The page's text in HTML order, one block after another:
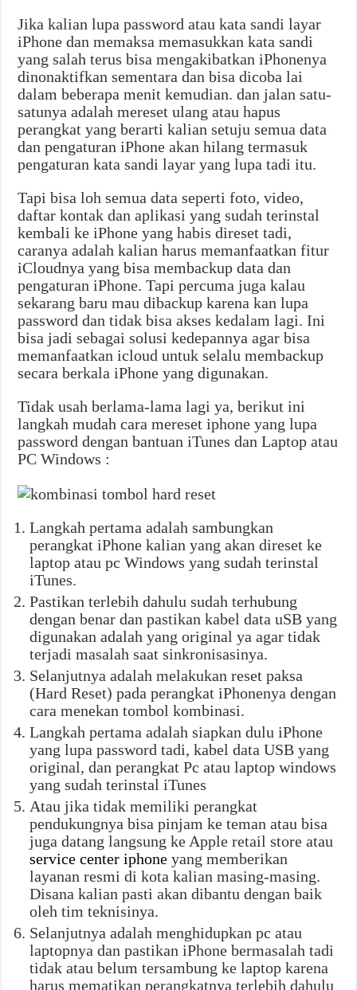
Jika kalian lupa password atau kata sandi layar
iPhone dan memaksa memasukkan kata sandi
yang salah terus bisa mengakibatkan iPhonenya
dinonaktifkan sementara dan bisa dicoba lai
dalam beberapa menit kemudian. dan jalan satu-
satunya adalah mereset ulang atau hapus
perangkat yang berarti kalian setuju semua data
dan pengaturan iPhone akan hilang termasuk
pengaturan kata sandi layar yang lupa tadi itu.
Tapi bisa loh semua data seperti foto, video,
daftar kontak dan aplikasi yang sudah terinstal
kembali ke iPhone yang habis direset tadi,
caranya adalah kalian harus memanfaatkan fitur
iCloudnya yang bisa membackup data dan
pengaturan iPhone. Tapi percuma juga kalau
sekarang baru mau dibackup karena kan lupa
password dan tidak bisa akses kedalam lagi. Ini
bisa jadi sebagai solusi kedepannya agar bisa
memanfaatkan icloud untuk selalu membackup
secara berkala iPhone yang digunakan.
Tidak usah berlama-lama lagi ya, berikut ini
langkah mudah cara mereset iphone yang lupa
password dengan bantuan iTunes dan Laptop atau
PC Windows :
Langkah pertama adalah sambungkan
perangkat iPhone kalian yang akan direset ke
laptop atau pc Windows yang sudah terinstal
iTunes.
Pastikan terlebih dahulu sudah terhubung
dengan benar dan pastikan kabel data uSB yang
digunakan adalah yang original ya agar tidak
terjadi masalah saat sinkronisasinya.
Selanjutnya adalah melakukan reset paksa
(Hard Reset) pada perangkat iPhonenya dengan
cara menekan tombol kombinasi.
Langkah pertama adalah siapkan dulu iPhone
yang lupa password tadi, kabel data USB yang
original, dan perangkat Pc atau laptop windows
yang sudah terinstal iTunes
Atau jika tidak memiliki perangkat
pendukungnya bisa pinjam ke teman atau bisa
juga datang langsung ke Apple retail store atau
service center iphone yang memberikan
layanan resmi di kota kalian masing-masing.
Disana kalian pasti akan dibantu dengan baik
oleh tim teknisinya.
Selanjutnya adalah menghidupkan pc atau
laptopnya dan pastikan iPhone bermasalah tadi
tidak atau belum tersambung ke laptop karena
harus mematikan perangkatnya terlebih dahulu